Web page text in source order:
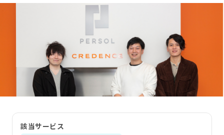
該当サービス